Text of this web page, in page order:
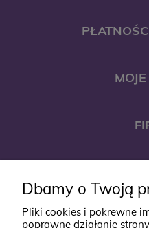
ul.
Dbamy o Twoją
Pliki cookies i pokrewne
poprawne działanie